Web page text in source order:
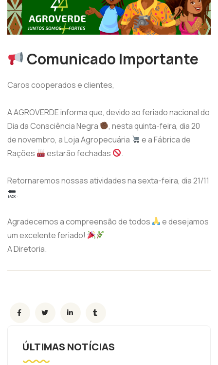
Comunicado Importante
Caros cooperados e clientes,
A AGROVERDE informa que, devido ao feriado nacional do
Dia da Consciência Negra
, nesta quinta-feira, dia 20
de novembro, a Loja Agropecuária
e a Fábrica de
Rações
estarão fechadas .
Retornaremos nossas atividades na sexta-feira, dia 21/11
.
Agradecemos a compreensão de todos
e desejamos
um excelente feriado!
A Diretoria.
ÚLTIMAS NOTÍCIAS